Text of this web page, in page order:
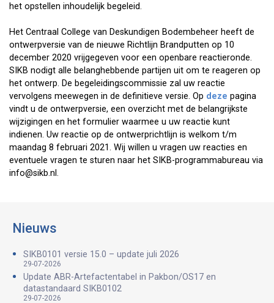
het opstellen inhoudelijk begeleid.
Het Centraal College van Deskundigen Bodembeheer heeft de
ontwerpversie van de nieuwe Richtlijn Brandputten op 10
december 2020 vrijgegeven voor een openbare reactieronde.
SIKB nodigt alle belanghebbende partijen uit om te reageren op
het ontwerp. De begeleidingscommissie zal uw reactie
vervolgens meewegen in de definitieve versie. Op deze pagina
vindt u de ontwerpversie, een overzicht met de belangrijkste
wijzigingen en het formulier waarmee u uw reactie kunt
indienen. Uw reactie op de ontwerprichtlijn is welkom t/m
maandag 8 februari 2021. Wij willen u vragen uw reacties en
eventuele vragen te sturen naar het SIKB-programmabureau via
info@sikb.nl.
Nieuws
SIKB0101 versie 15.0 – update juli 2026
29-07-2026
Update ABR-Artefactentabel in Pakbon/OS17 en
datastandaard SIKB0102
29-07-2026